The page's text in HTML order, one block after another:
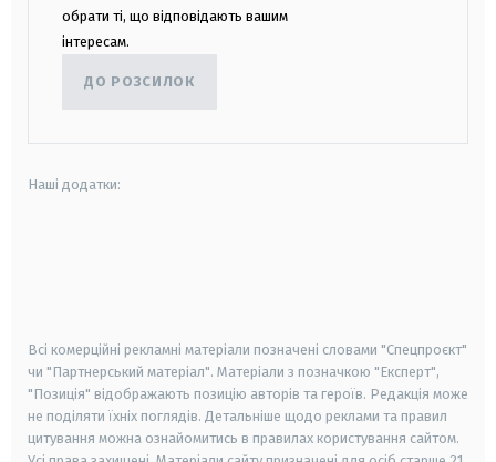
обрати ті, що відповідають вашим
інтересам.
ДО РОЗСИЛОК
Наші додатки:
Всі комерційні рекламні матеріали позначені словами "Спецпроєкт"
чи "Партнерський матеріал". Матеріали з позначкою "Експерт",
"Позиція" відображають позицію авторів та героїв. Редакція може
не поділяти їхніх поглядів. Детальніше щодо реклами та правил
цитування можна ознайомитись в правилах користування сайтом.